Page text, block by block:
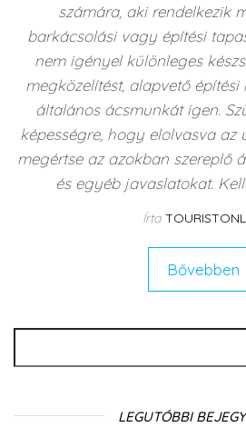
számára, aki rendelkezik
barkácsolási vagy építési
nem igényel különleges
megközelítést, alapvető építési
általános ácsmunkát igen.
képességre, hogy elolvasva az
megértse az azokban szereplő
és egyéb javaslatokat.
Írta
Bővebben
LEGUTÓBBI